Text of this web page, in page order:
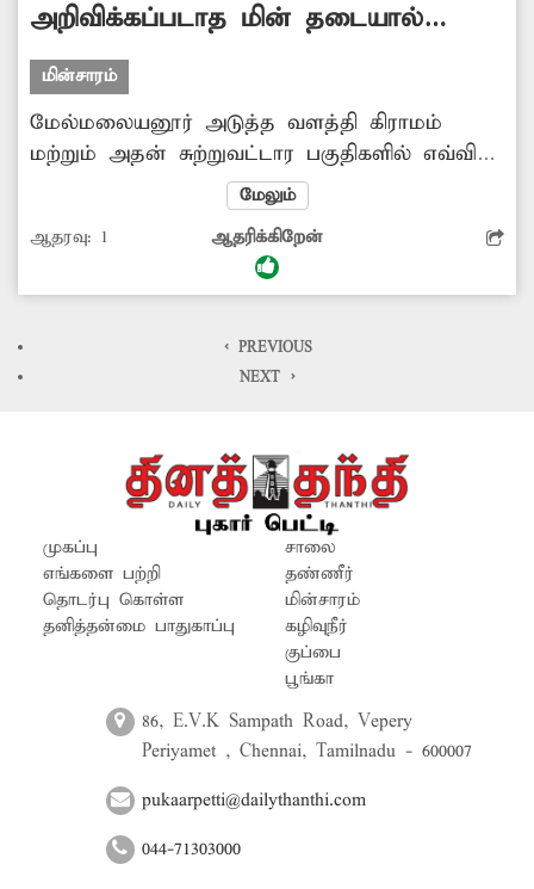
அறிவிக்கப்படாத மின் தடையால்
மக்கள் அவதி
மின்சாரம்
மேல்மலையனூர் அடுத்த வளத்தி கிராமம்
மற்றும் அதன் சுற்றுவட்டார பகுதிகளில் எவ்வித
முன் அறிவிப்பும் இன்றி அடிக்கடி மின்நிறுத்தம்
செய்யப்படுகிறது. இதனால் அப்பகுதியில்
வசிக்கும் மக்கள், வணிகர்கள் கடும்
அவதியடைந்து வருகின்றனர். எனவே சீரான
அதிகாரிகள் நடவடிக்கை எடுக்க வேண்டும்.
மேலும்
ஆதரவு: 1 ஆதரிக்கிறேன்
< PREVIOUS
NEXT >
முகப்பு
எங்களை பற்றி
தொடர்பு கொள்ள
தனித்தன்மை பாதுகாப்பு
சாலை
தண்ணீர்
மின்சாரம்
கழிவுநீர்
குப்பை
பூங்கா
86, E.V.K Sampath Road, Vepery
Periyamet , Chennai, Tamilnadu - 600007
pukaarpetti@dailythanthi.com
044-71303000